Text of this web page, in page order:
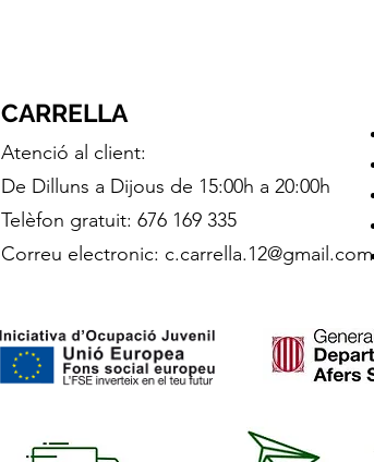
CARRELLA
Atenció al client:
De Dilluns a Dijous de 15:00h a 20:00h
Telèfon gratuit: 676 169 335
Correu electronic: c.carrella.12@gmail.com